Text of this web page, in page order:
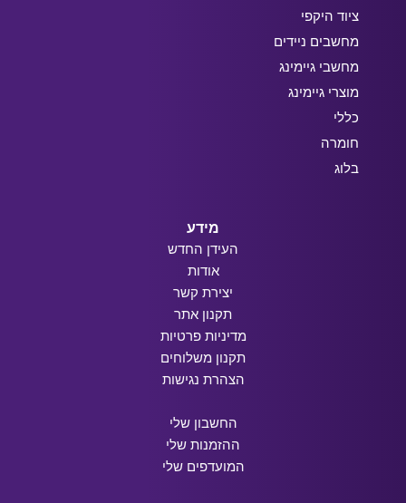
ציוד היקפי
מחשבים ניידים
מחשבי גיימינג
מוצרי גיימינג
כללי
חומרה
בלוג
מידע
העידן החדש
אודות
יצירת קשר
תקנון אתר
מדיניות פרטיות
תקנון משלוחים
הצהרת נגישות
החשבון שלי
ההזמנות שלי
המועדפים שלי